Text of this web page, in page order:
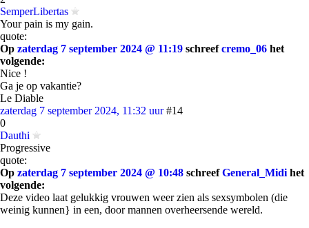
SemperLibertas
Your pain is my gain.
quote:
Op zaterdag 7 september 2024 @ 11:19 schreefcremo_06 het
volgende:
Nice !
Ga je op vakantie?
Le Diable
zaterdag 7 september 2024, 11:32 uur #14
0
Dauthi
Progressive
quote:
Op zaterdag 7 september 2024 @ 10:48 schreefGeneral_Midi het
volgende:
Deze video laat gelukkig vrouwen weer zien als sexsymbolen (die
weinig kunnen} in een, door mannen overheersende wereld.